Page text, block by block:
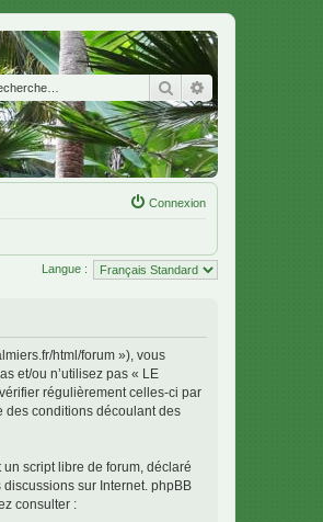
Rechercher
Connexion
Langue :
html/forum »), vous
et/ou n’utilisez pas « LE
régulièrement celles-ci par
des conditions découlant des
script libre de forum, déclaré
discussions sur Internet. phpBB
consulter :